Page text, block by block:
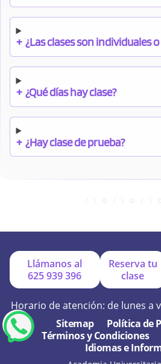
+ ¿Las clases son individuales
+ ¿Qué días hay clase?
+ ¿Hay clase de prueba?
+ ¿Por qué online?
+ ¿Se hacen exámenes de
Llámanos al
625 939 396
Reserva tu
clase
Horario de atención: de lunes a
Sitemap
Política de
Términos y Condiciones
Idiomas e